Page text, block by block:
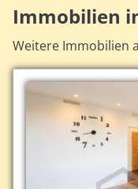
Immobilien
Weitere Immobilien